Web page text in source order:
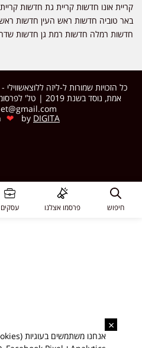
אונו חדשות קריית גת חדשות קריית
טוביה חדשות ראש העין חדשות ראשון
רמלה חדשות רמת גן חדשות שדרות
כל הזכויות שמורות ל-ליזה ללוצאשווילי -
אמת, נוסד בשנת 2019 | טל' לפרסומים 054-9759222 מייל מערכת
❤ byDIGITA
חיפוש פרסמו אצלנו עסקים